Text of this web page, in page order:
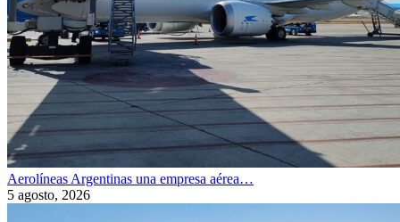
Aerolíneas Argentinas una empresa aérea…
5 agosto, 2026